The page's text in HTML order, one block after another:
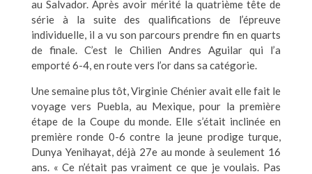
au Salvador. Après avoir mérité la quatrième tête de
série à la suite des qualifications de l’épreuve
individuelle, il a vu son parcours prendre fin en quarts
de finale. C’est le Chilien Andres Aguilar qui l’a
emporté 6-4, en route vers l’or dans sa catégorie.
Une semaine plus tôt, Virginie Chénier avait elle fait le
voyage vers Puebla, au Mexique, pour la première
étape de la Coupe du monde. Elle s’était inclinée en
première ronde 0-6 contre la jeune prodige turque,
Dunya Yenihayat, déjà 27e au monde à seulement 16
ans. « Ce n’était pas vraiment ce que je voulais. Pas